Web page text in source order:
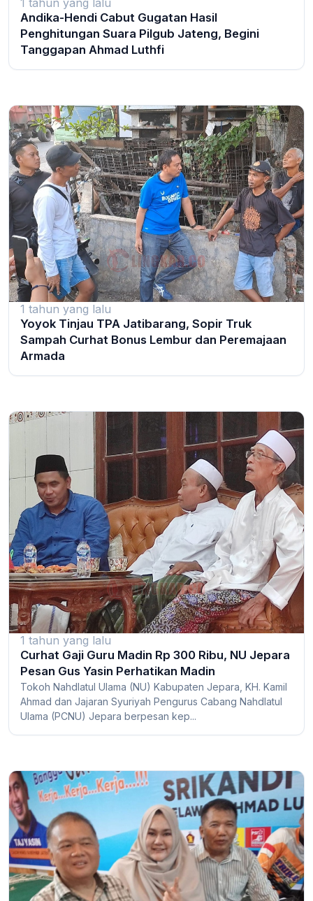
1 tahun yang lalu
Andika-Hendi Cabut Gugatan Hasil
Penghitungan Suara Pilgub Jateng, Begini
Tanggapan Ahmad Luthfi
1 tahun yang lalu
Yoyok Tinjau TPA Jatibarang, Sopir Truk
Sampah Curhat Bonus Lembur dan Peremajaan
Armada
1 tahun yang lalu
Curhat Gaji Guru Madin Rp 300 Ribu, NU Jepara
Pesan Gus Yasin Perhatikan Madin
Tokoh Nahdlatul Ulama (NU) Kabupaten Jepara, KH. Kamil
Ahmad dan Jajaran Syuriyah Pengurus Cabang Nahdlatul
Ulama (PCNU) Jepara berpesan kep...